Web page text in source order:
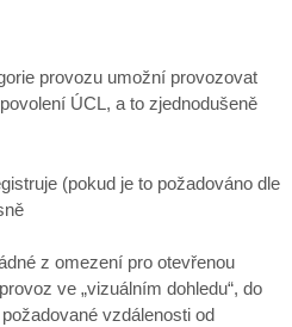
provozu umožní provozovat
ÚCL, a to zjednodušeně
(pokud je to požadováno dle
z omezení pro otevřenou
ve „vizuálním dohledu“, do
vzdálenosti od